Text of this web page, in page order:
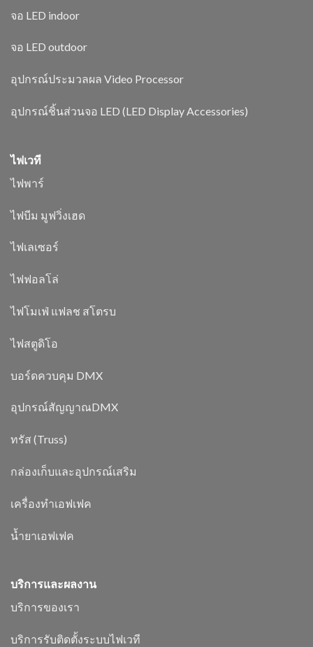
จอ LED indoor
จอ LED outdoor
อุปกรณ์ประมวลผล Video Processor
อุปกรณ์ชิ้นส่วนจอ LED (LED Display Accessories)
ไฟเวที
ไฟพาร์
ไฟบีม มูฟวิ่งเฮด
ไฟเลเซอร์
ไฟฟอลโล่
ไฟโมเฟ่ แฟลช สโตรบ
ไฟสตูดิโอ
บอร์ดควบคุม DMX
อุปกรณ์สัญญาณDMX
ทรัส (Truss)
กล่องเก็บและอุปกรณ์เสริม
เครื่องทำเอฟเฟค
น้ำยาเอฟเฟค
บริการและผลงาน
บริการของเรา
บริการรับติดตั้งระบบไฟเวที